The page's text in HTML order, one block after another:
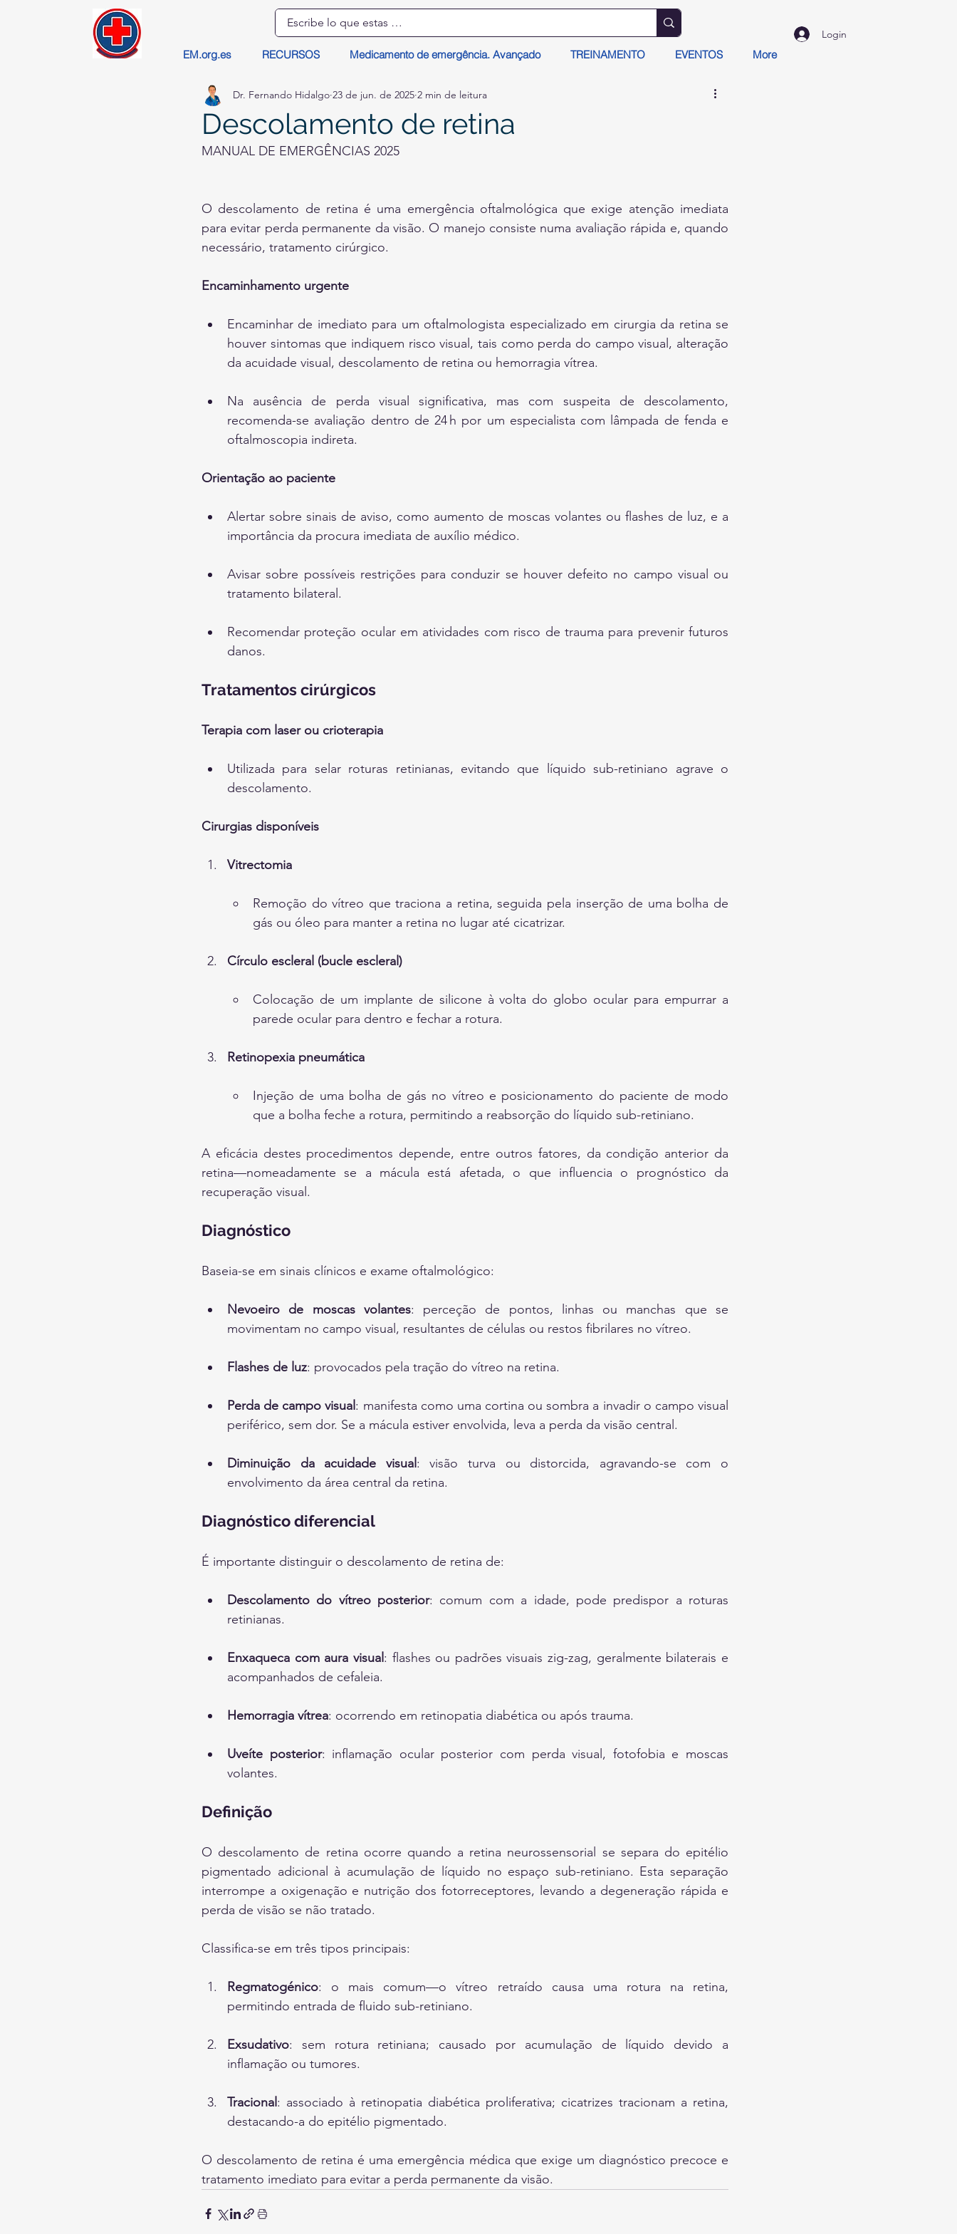
EM.org.es RECURSOS Medicamento de emergência. Avançado TREINAMENTO EVENTOS More
Login
Descolamento de retina
Dr. Fernando Hidalgo 23 de jun. de 2025 2 min de leitura
MANUAL DE EMERGÊNCIAS 2025
O descolamento de retina é uma emergência oftalmológica que exige atenção imediata
para evitar perda permanente da visão. O manejo consiste numa avaliação rápida e, quando
necessário, tratamento cirúrgico.
Encaminhamento urgente
Encaminhar de imediato para um oftalmologista especializado em cirurgia da retina se
houver sintomas que indiquem risco visual, tais como perda do campo visual, alteração
da acuidade visual, descolamento de retina ou hemorragia vítrea.
Na ausência de perda visual significativa, mas com suspeita de descolamento,
recomenda-se avaliação dentro de 24 h por um especialista com lâmpada de fenda e
oftalmoscopia indireta.
Orientação ao paciente
Alertar sobre sinais de aviso, como aumento de moscas volantes ou flashes de luz, e a
importância da procura imediata de auxílio médico.
Avisar sobre possíveis restrições para conduzir se houver defeito no campo visual ou
tratamento bilateral.
Recomendar proteção ocular em atividades com risco de trauma para prevenir futuros
danos.
Tratamentos cirúrgicos
Terapia com laser ou crioterapia
Utilizada para selar roturas retinianas, evitando que líquido sub-retiniano agrave o
descolamento.
Cirurgias disponíveis
Vitrectomia
Remoção do vítreo que traciona a retina, seguida pela inserção de uma bolha de
gás ou óleo para manter a retina no lugar até cicatrizar.
Círculo escleral (bucle escleral)
Colocação de um implante de silicone à volta do globo ocular para empurrar a
parede ocular para dentro e fechar a rotura.
Retinopexia pneumática
Injeção de uma bolha de gás no vítreo e posicionamento do paciente de modo
que a bolha feche a rotura, permitindo a reabsorção do líquido sub-retiniano.
A eficácia destes procedimentos depende, entre outros fatores, da condição anterior da
retina—nomeadamente se a mácula está afetada, o que influencia o prognóstico da
recuperação visual.
Diagnóstico
Baseia-se em sinais clínicos e exame oftalmológico:
Nevoeiro de moscas volantes: perceção de pontos, linhas ou manchas que se
movimentam no campo visual, resultantes de células ou restos fibrilares no vítreo.
Flashes de luz: provocados pela tração do vítreo na retina.
Perda de campo visual : manifesta como uma cortina ou sombra a invadir o campo visual
periférico, sem dor. Se a mácula estiver envolvida, leva a perda da visão central.
Diminuição da acuidade visual : visão turva ou distorcida, agravando-se com o
envolvimento da área central da retina.
Diagnóstico diferencial
É importante distinguir o descolamento de retina de:
Descolamento do vítreo posterior: comum com a idade, pode predispor a roturas
retinianas.
Enxaqueca com aura visual : flashes ou padrões visuais zig-zag, geralmente bilaterais e
acompanhados de cefaleia.
Hemorragia vítrea: ocorrendo em retinopatia diabética ou após trauma.
Uveíte posterior: inflamação ocular posterior com perda visual, fotofobia e moscas
volantes.
Definição
O descolamento de retina ocorre quando a retina neurossensorial se separa do epitélio
pigmentado adicional à acumulação de líquido no espaço sub-retiniano. Esta separação
interrompe a oxigenação e nutrição dos fotorreceptores, levando a degeneração rápida e
perda de visão se não tratado.
Classifica-se em três tipos principais:
Regmatogénico: o mais comum—o vítreo retraído causa uma rotura na retina,
permitindo entrada de fluido sub-retiniano.
Exsudativo: sem rotura retiniana; causado por acumulação de líquido devido a
inflamação ou tumores.
Tracional : associado à retinopatia diabética proliferativa; cicatrizes tracionam a retina,
destacando-a do epitélio pigmentado.
O descolamento de retina é uma emergência médica que exige um diagnóstico precoce e
tratamento imediato para evitar a perda permanente da visão.